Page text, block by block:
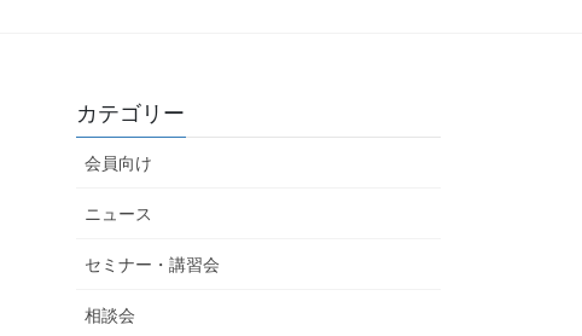
カテゴリー
会員向け
ニュース
セミナー・講習会
相談会